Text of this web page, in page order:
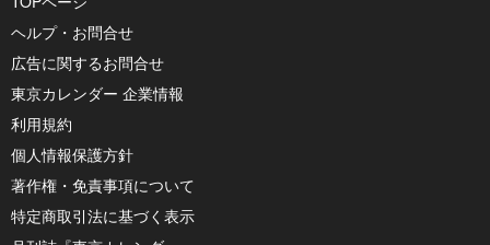
ヘルプ・お問合せ
広告に関するお問合せ
東京カレンダー 企業情報
利用規約
個人情報保護方針
著作権・免責事項について
特定商取引法に基づく表示